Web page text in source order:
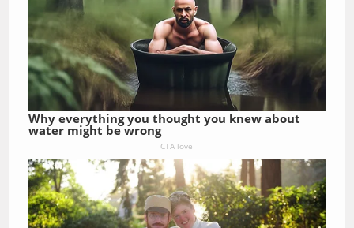
Why everything you thought you knew about
water might be wrong
CTA love